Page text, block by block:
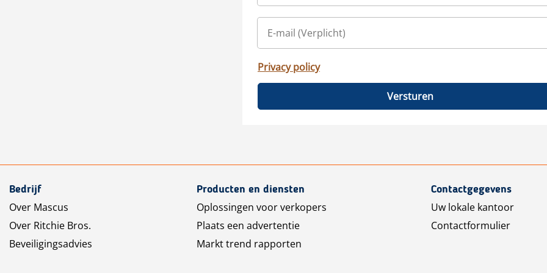
Privacy policy
Versturen
Bedrijf
Over Mascus
Over Ritchie Bros.
Beveiligingsadvies
Producten en diensten
Oplossingen voor verkopers
Plaats een advertentie
Markt trend rapporten
Contactgegevens
Uw lokale kantoor
Contactformulier